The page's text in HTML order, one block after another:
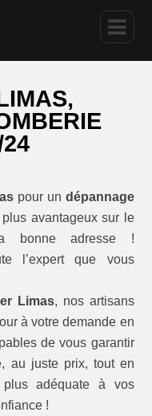
pour un dépannage
avantageux sur le
bonne adresse !
l’expert que vous
Limas, nos artisans
à votre demande en
de vous garantir
au juste prix, tout en
adéquate à vos
!